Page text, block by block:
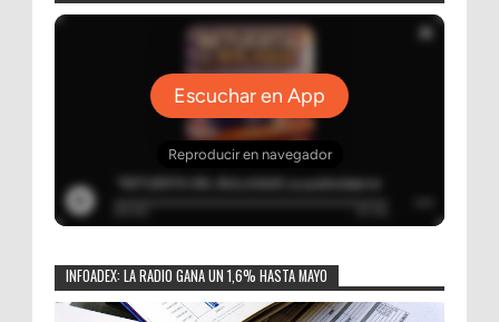
INFOADEX: LA RADIO GANA UN 1,6% HASTA MAYO